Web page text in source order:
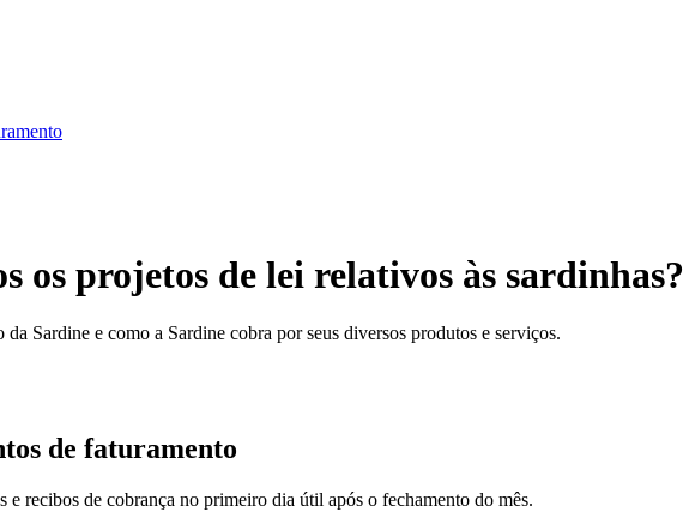
os projetos de lei relativos às sardinhas?
Sardine e como a Sardine cobra por seus diversos produtos e serviços.
de faturamento
e recibos de cobrança no primeiro dia útil após o fechamento do mês.